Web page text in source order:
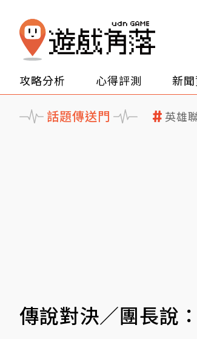
攻略分析 心得評測 新
話題傳送門 英雄
傳說對決／團長說